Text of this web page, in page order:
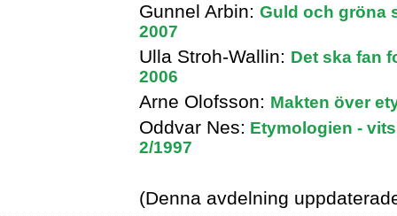
Gunnel Arbin: Guld och gröna
2007
Ulla Stroh-Wallin: Det ska fan
2006
Arne Olofsson: Makten över
Oddvar Nes: Etymologien -
2/1997
(Denna avdelning